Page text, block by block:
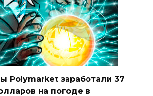
Polymarket заработали 37
на погоде в